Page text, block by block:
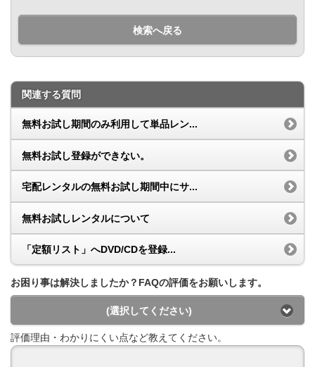
検索へ戻る
関連する質問
無料お試し期間のみ利用して単品レン...
無料お試し登録ができない。
宅配レンタルの無料お試し期間中にサ...
無料お試しレンタルについて
「定額リスト」へDVD/CDを登録...
お困り事は解決しましたか？FAQの評価をお願いします。
(選択してください)
評価理由・わかりにくい点など教えてください。